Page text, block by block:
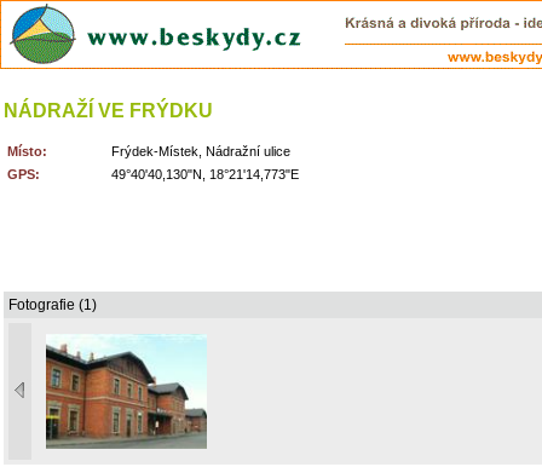
NÁDRAŽÍ VE FRÝDKU
Místo:
Frýdek-Místek, Nádražní ulice
GPS:
49°40'40,130"N, 18°21'14,773"E
Fotografie (1)